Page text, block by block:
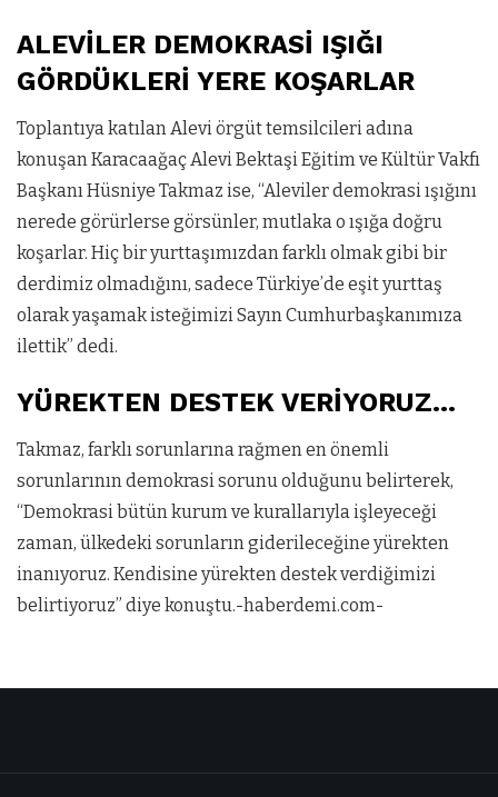
ALEVİLER DEMOKRASİ IŞIĞI
GÖRDÜKLERİ YERE KOŞARLAR
Toplantıya katılan Alevi örgüt temsilcileri adına
konuşan Karacaağaç Alevi Bektaşi Eğitim ve Kültür Vakfı
Başkanı Hüsniye Takmaz ise, “Aleviler demokrasi ışığını
nerede görürlerse görsünler, mutlaka o ışığa doğru
koşarlar. Hiç bir yurttaşımızdan farklı olmak gibi bir
derdimiz olmadığını, sadece Türkiye’de eşit yurttaş
olarak yaşamak isteğimizi Sayın Cumhurbaşkanımıza
ilettik” dedi.
YÜREKTEN DESTEK VERİYORUZ…
Takmaz, farklı sorunlarına rağmen en önemli
sorunlarının demokrasi sorunu olduğunu belirterek,
“Demokrasi bütün kurum ve kurallarıyla işleyeceği
zaman, ülkedeki sorunların giderileceğine yürekten
inanıyoruz. Kendisine yürekten destek verdiğimizi
belirtiyoruz” diye konuştu.-haberdemi.com-